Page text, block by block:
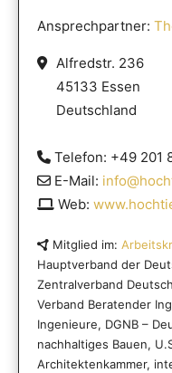
Ansprechpartner:
Alfredstr. 236
45133 Essen
Deutschland
Telefon: +49 201
E-Mail:
Web:
Mitglied im:
Hauptverband der
Zentralverband
Verband Beratender
Ingenieure, DGNB –
nachhaltiges Bauen,
Architektenkammer,